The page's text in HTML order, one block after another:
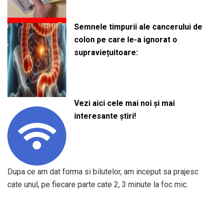
Semnele timpurii ale cancerului de
colon pe care le-a ignorat o
supraviețuitoare:
Vezi aici cele mai noi și mai
interesante știri!
Dupa ce am dat forma si bilutelor, am inceput sa prajesc
cate unul, pe fiecare parte cate 2, 3 minute la foc mic.